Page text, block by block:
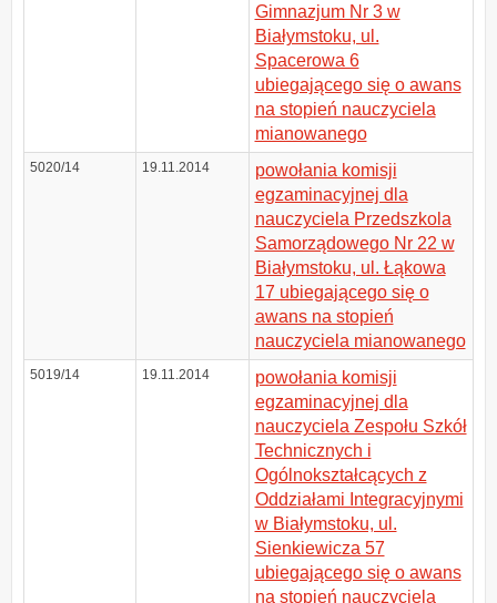
Gimnazjum Nr 3 w
Białymstoku, ul.
Spacerowa 6
ubiegającego się o awans
na stopień nauczyciela
mianowanego
5020/14 19.11.2014
powołania komisji
egzaminacyjnej dla
nauczyciela Przedszkola
Samorządowego Nr 22 w
Białymstoku, ul. Łąkowa
17 ubiegającego się o
awans na stopień
nauczyciela mianowanego
5019/14 19.11.2014
powołania komisji
egzaminacyjnej dla
nauczyciela Zespołu Szkół
Technicznych i
Ogólnokształcących z
Oddziałami Integracyjnymi
w Białymstoku, ul.
Sienkiewicza 57
ubiegającego się o awans
na stopień nauczyciela